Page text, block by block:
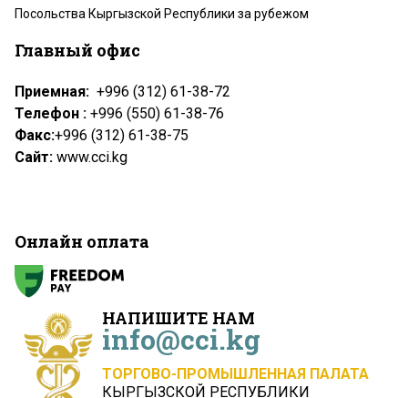
НАПИШИТЕ НАМ
info@cci.kg
ТОРГОВО-ПРОМЫШЛЕННАЯ ПАЛАТА
КЫРГЫЗСКОЙ РЕСПУБЛИКИ
Посольства Кыргызской Республики за рубежом
Главный офис
Приемная: +996 (312) 61-38-72
Телефон : +996 (550) 61-38-76
Факс:+996 (312) 61-38-75
Сайт: www.cci.kg
Онлайн оплата